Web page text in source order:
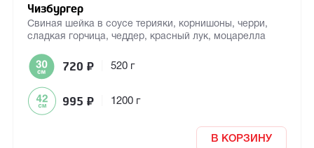
Чизбургер
Свиная шейка в соусе терияки, корнишоны, черри,
сладкая горчица, чеддер, красный лук, моцарелла
720 ₽ 520 г
995 ₽ 1200 г
В КОРЗИНУ